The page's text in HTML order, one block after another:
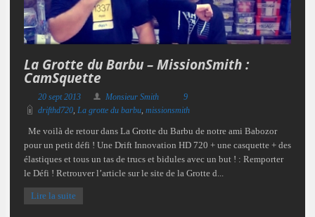
La Grotte du Barbu – MissionSmith :
CamSquette
20 sept 2013 Monsieur Smith
9
drifthd720, La grotte du barbu, missionsmith
Me voilà de retour dans La Grotte du Barbu de notre ami Babozor
pour un petit défi ! Une Drift Innovation HD 720 + une casquette + des
élastiques et tous un tas de trucs et bidules avec un but ! : Remporter
le Défi ! Retrouver l’article sur le site de la Grotte d...
Lire la suite